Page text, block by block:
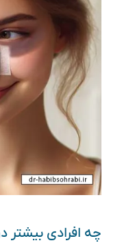
چه افرادی